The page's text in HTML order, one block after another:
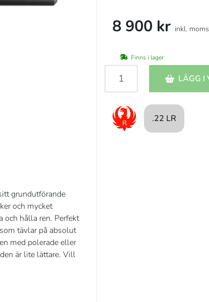
8 900 kr inkl. moms
Finns i lager
LÄGG I
.22 LR
grundutförande
och mycket
och hålla ren. Perfekt
tävlar på absolut
med polerade eller
är lite lättare. Vill